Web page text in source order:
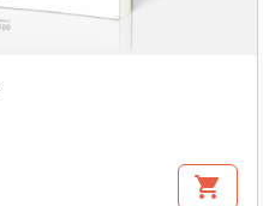
shopping_cart